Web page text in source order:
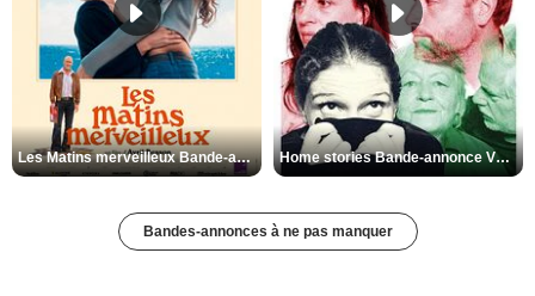
Les Matins merveilleux Bande-annonce VF Home stories Bande-annonce VO STFR
Bandes-annonces à ne pas manquer